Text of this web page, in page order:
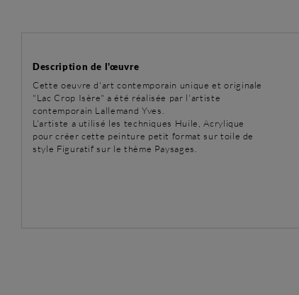
Description de l'œuvre
Cette oeuvre d'art contemporain unique et originale
"Lac Crop Isère" a été réalisée par l'artiste
contemporain Lallemand Yves.
L'artiste a utilisé les techniques Huile, Acrylique
pour créer cette peinture petit format sur toile de
style Figuratif sur le thème Paysages.